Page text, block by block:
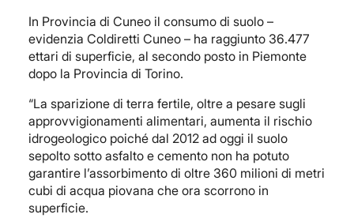
In Provincia di Cuneo il consumo di suolo –
evidenzia Coldiretti Cuneo – ha raggiunto 36.477
ettari di superficie, al secondo posto in Piemonte
dopo la Provincia di Torino.
“La sparizione di terra fertile, oltre a pesare sugli
approvvigionamenti alimentari, aumenta il rischio
idrogeologico poiché dal 2012 ad oggi il suolo
sepolto sotto asfalto e cemento non ha potuto
garantire l’assorbimento di oltre 360 milioni di metri
cubi di acqua piovana che ora scorrono in
superficie.